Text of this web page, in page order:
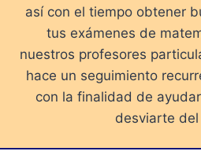
así con el tiempo obtener
tus exámenes de
nuestros profesores
hace un seguimiento
con la finalidad de
desviarte